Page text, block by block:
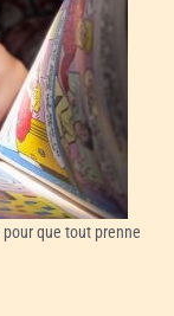
que tout prenne